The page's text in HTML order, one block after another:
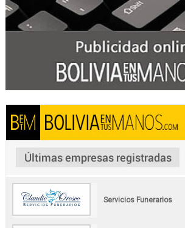
Servicios Funerarios